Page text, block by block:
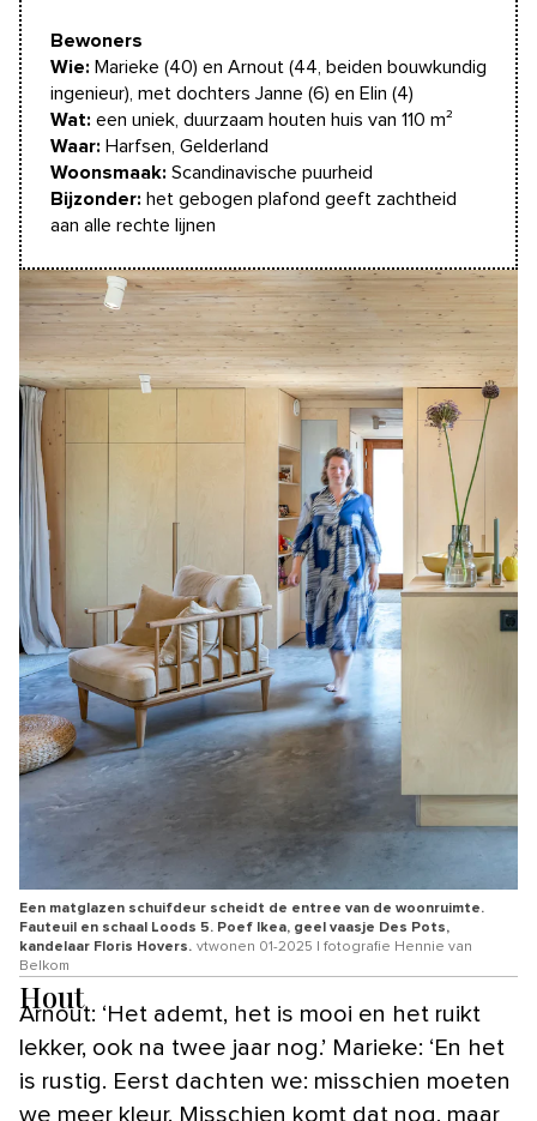
Bewoners
Wie: Marieke (40) en Arnout (44, beiden bouwkundig
ingenieur), met dochters Janne (6) en Elin (4)
Wat: een uniek, duurzaam houten huis van 110 m²
Waar: Harfsen, Gelderland
Woonsmaak: Scandinavische puurheid
Bijzonder: het gebogen plafond geeft zachtheid
aan alle rechte lijnen
Een matglazen schuifdeur scheidt de entree van de woonruimte.
Fauteuil en schaal Loods 5. Poef Ikea, geel vaasje Des Pots,
kandelaar Floris Hovers. vtwonen 01-2025 | fotografie Hennie van
Belkom
Hout
Arnout: ‘Het ademt, het is mooi en het ruikt
lekker, ook na twee jaar nog.’ Marieke: ‘En het
is rustig. Eerst dachten we: misschien moeten
we meer kleur. Misschien komt dat nog, maar